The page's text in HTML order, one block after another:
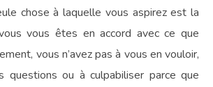
chose à laquelle vous aspirez est la
vous êtes en accord avec ce que
vous n’avez pas à vous en vouloir,
questions ou à culpabiliser parce que